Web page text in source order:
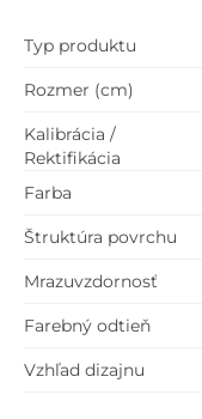
Typ produktu
Rozmer (cm)
Kalibrácia /
Rektifikácia
Farba
Štruktúra povrchu
Mrazuvzdornosť
Farebný odtieň
Vzhľad dizajnu